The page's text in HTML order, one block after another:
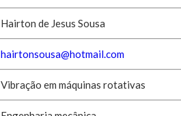
Hairton de Jesus Sousa
hairtonsousa@hotmail.com
Vibração em máquinas rotativas